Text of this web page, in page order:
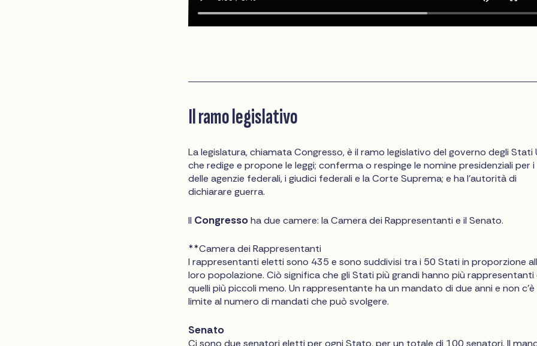
Il ramo legislativo
La legislatura, chiamata Congresso, è il ramo legislativo del governo degli Stati
che redige e propone le leggi; conferma o respinge le nomine presidenziali per i
delle agenzie federali, i giudici federali e la Corte Suprema; e ha l'autorità di
dichiarare guerra.
Il Congressoha due camere: la Camera dei Rappresentanti e il Senato.
**Camera dei Rappresentanti
I rappresentanti eletti sono 435 e sono suddivisi tra i 50 Stati in proporzione
loro popolazione. Ciò significa che gli Stati più grandi hanno più rappresentanti
quelli più piccoli meno. Un rappresentante ha un mandato di due anni e non c'è
limite al numero di mandati che può svolgere.
Senato
Ci sono due senatori eletti per ogni Stato, per un totale di 100 senatori. Il